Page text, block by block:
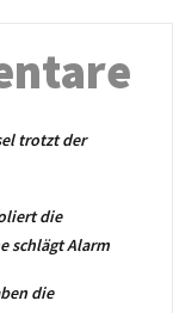
trotzt der
die
schlägt Alarm
die